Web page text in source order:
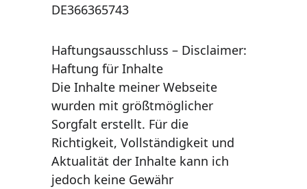
DE366365743
Haftungsausschluss – Disclaimer:
Haftung für Inhalte
Die Inhalte meiner Webseite
wurden mit größtmöglicher
Sorgfalt erstellt. Für die
Richtigkeit, Vollständigkeit und
Aktualität der Inhalte kann ich
jedoch keine Gewähr